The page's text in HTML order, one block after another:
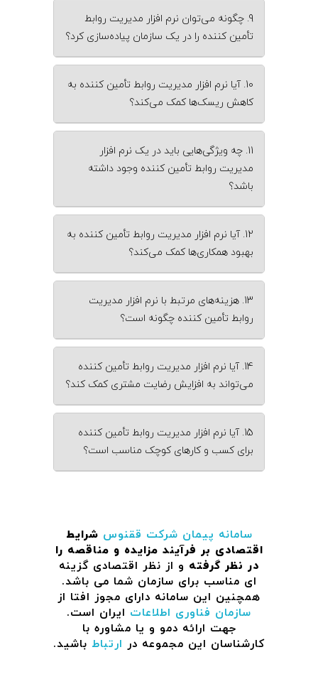
9. چگونه می‌توان نرم‌ افزار مدیریت روابط
تأمین‌ کننده را در یک سازمان پیاده‌سازی کرد؟
10. آیا نرم‌ افزار مدیریت روابط تأمین‌ کننده به
کاهش ریسک‌ها کمک می‌کند؟
11. چه ویژگی‌هایی باید در یک نرم‌ افزار
مدیریت روابط تأمین‌ کننده وجود داشته
باشد؟
12. آیا نرم‌ افزار مدیریت روابط تأمین‌ کننده به
بهبود همکاری‌ها کمک می‌کند؟
13. هزینه‌های مرتبط با نرم‌ افزار مدیریت
روابط تأمین‌ کننده چگونه است؟
14. آیا نرم‌ افزار مدیریت روابط تأمین‌ کننده
می‌تواند به افزایش رضایت مشتری کمک کند؟
15. آیا نرم‌ افزار مدیریت روابط تأمین‌ کننده
برای کسب و کارهای کوچک مناسب است؟
سامانه پیمان شرکت ققنوس شرایط
اقتصادی بر فرآیند مزایده و مناقصه را
در نظر گرفته و از نظر اقتصادی گزینه
ای مناسب برای سازمان شما می باشد.
همچنین این سامانه دارای مجوز افتا از
سازمان فناوری اطلاعات ایران است.
جهت ارائه دمو و یا مشاوره با
کارشناسان این مجموعه در ارتباط باشید.